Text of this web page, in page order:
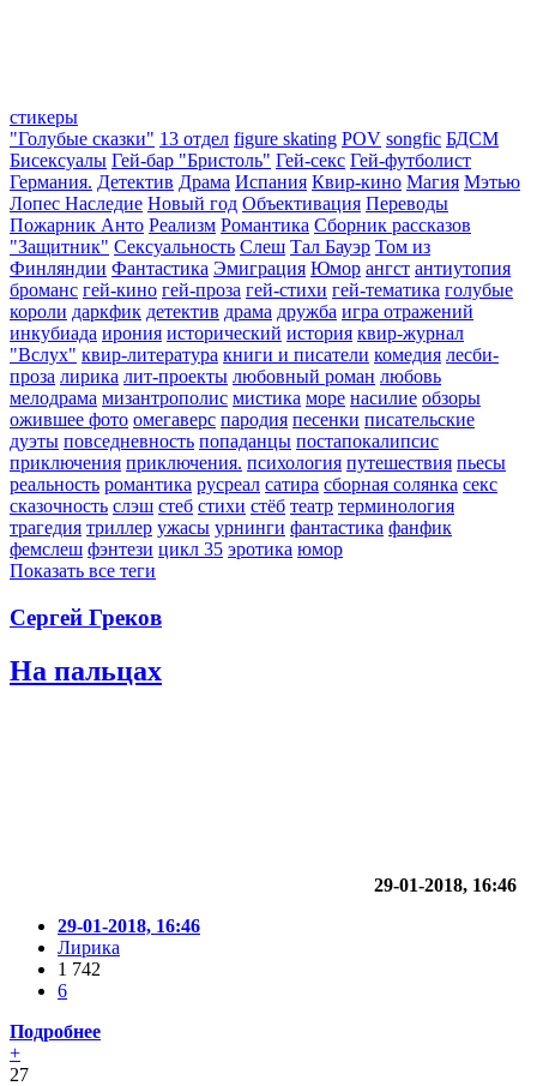
стикеры
"Голубые сказки" 13 отдел figure skating POV songfic БДСМ
Бисексуалы Гей-бар "Бристоль" Гей-секс Гей-футболист
Германия. Детектив Драма Испания Квир-кино Магия Мэтью
Лопес Наследие Новый год Объективация Переводы
Пожарник Анто Реализм Романтика Сборник рассказов
"Защитник" Сексуальность Слеш Тал Бауэр Том из
Финляндии Фантастика Эмиграция Юмор ангст антиутопия
броманс гей-кино гей-проза гей-стихи гей-тематика голубые
короли даркфик детектив драма дружба игра отражений
инкубиада ирония исторический история квир-журнал
"Вслух" квир-литература книги и писатели комедия лесби-
проза лирика лит-проекты любовный роман любовь
мелодрама мизантрополис мистика море насилие обзоры
ожившее фото омегаверс пародия песенки писательские
дуэты повседневность попаданцы постапокалипсис
приключения приключения. психология путешествия пьесы
реальность романтика русреал сатира сборная солянка секс
сказочность слэш стеб стихи стёб театр терминология
трагедия триллер ужасы урнинги фантастика фанфик
фемслеш фэнтези цикл 35 эротика юмор
Показать все теги
Сергей Греков
На пальцах
29-01-2018, 16:46
29-01-2018, 16:46
Лирика
1 742
6
Подробнее
+
27